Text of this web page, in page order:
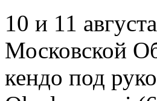
10 и 11
Московской
кендо под